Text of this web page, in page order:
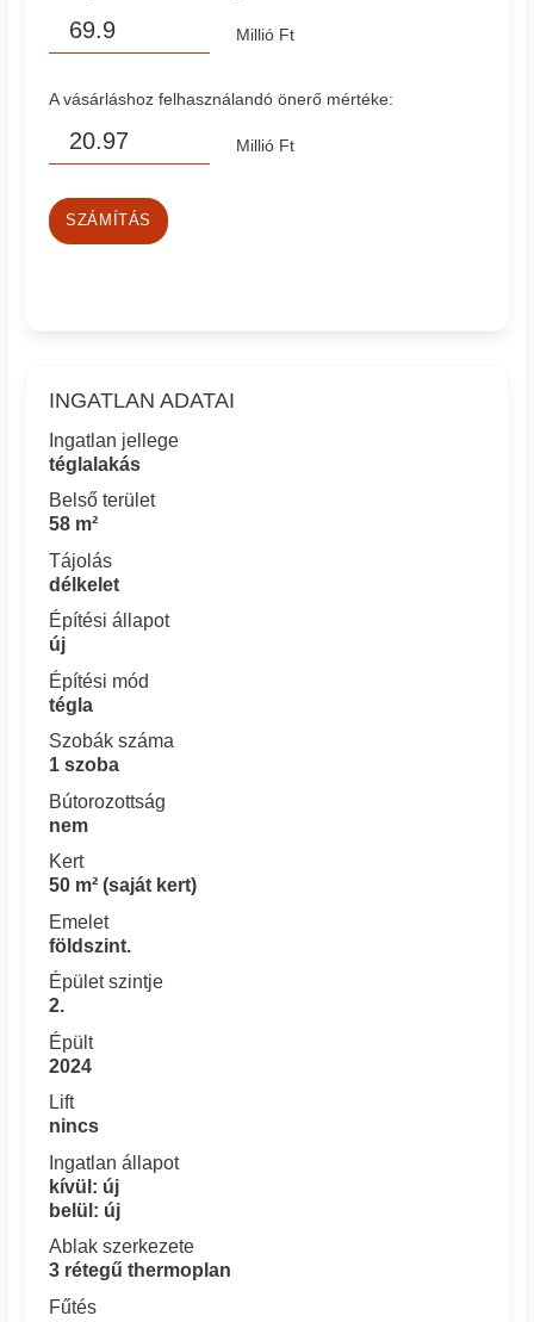
Millió Ft
A vásárláshoz felhasználandó önerő mértéke:
Millió Ft
SZÁMÍTÁS
INGATLAN ADATAI
Ingatlan jellege
téglalakás
Belső terület
58 m²
Tájolás
délkelet
Építési állapot
új
Építési mód
tégla
Szobák száma
1 szoba
Bútorozottság
nem
Kert
50 m² (saját kert)
Emelet
földszint.
Épület szintje
2.
Épült
2024
Lift
nincs
Ingatlan állapot
kívül: új
belül: új
Ablak szerkezete
3 rétegű thermoplan
Fűtés